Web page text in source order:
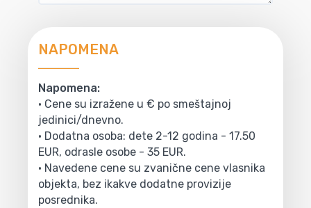
NAPOMENA
Napomena:
• Cene su izražene u € po smeštajnoj
jedinici/dnevno.
• Dodatna osoba: dete 2-12 godina - 17.50
EUR, odrasle osobe - 35 EUR.
• Navedene cene su zvanične cene vlasnika
objekta, bez ikakve dodatne provizije
posrednika.